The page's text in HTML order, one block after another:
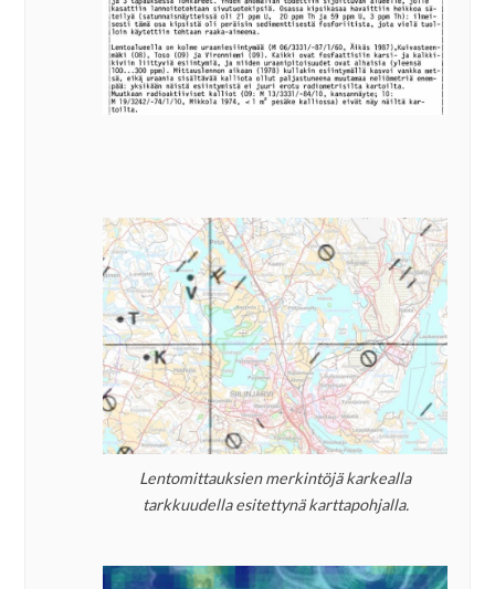
Lentomittauksien merkintöjä karkealla
tarkkuudella esitettynä karttapohjalla.